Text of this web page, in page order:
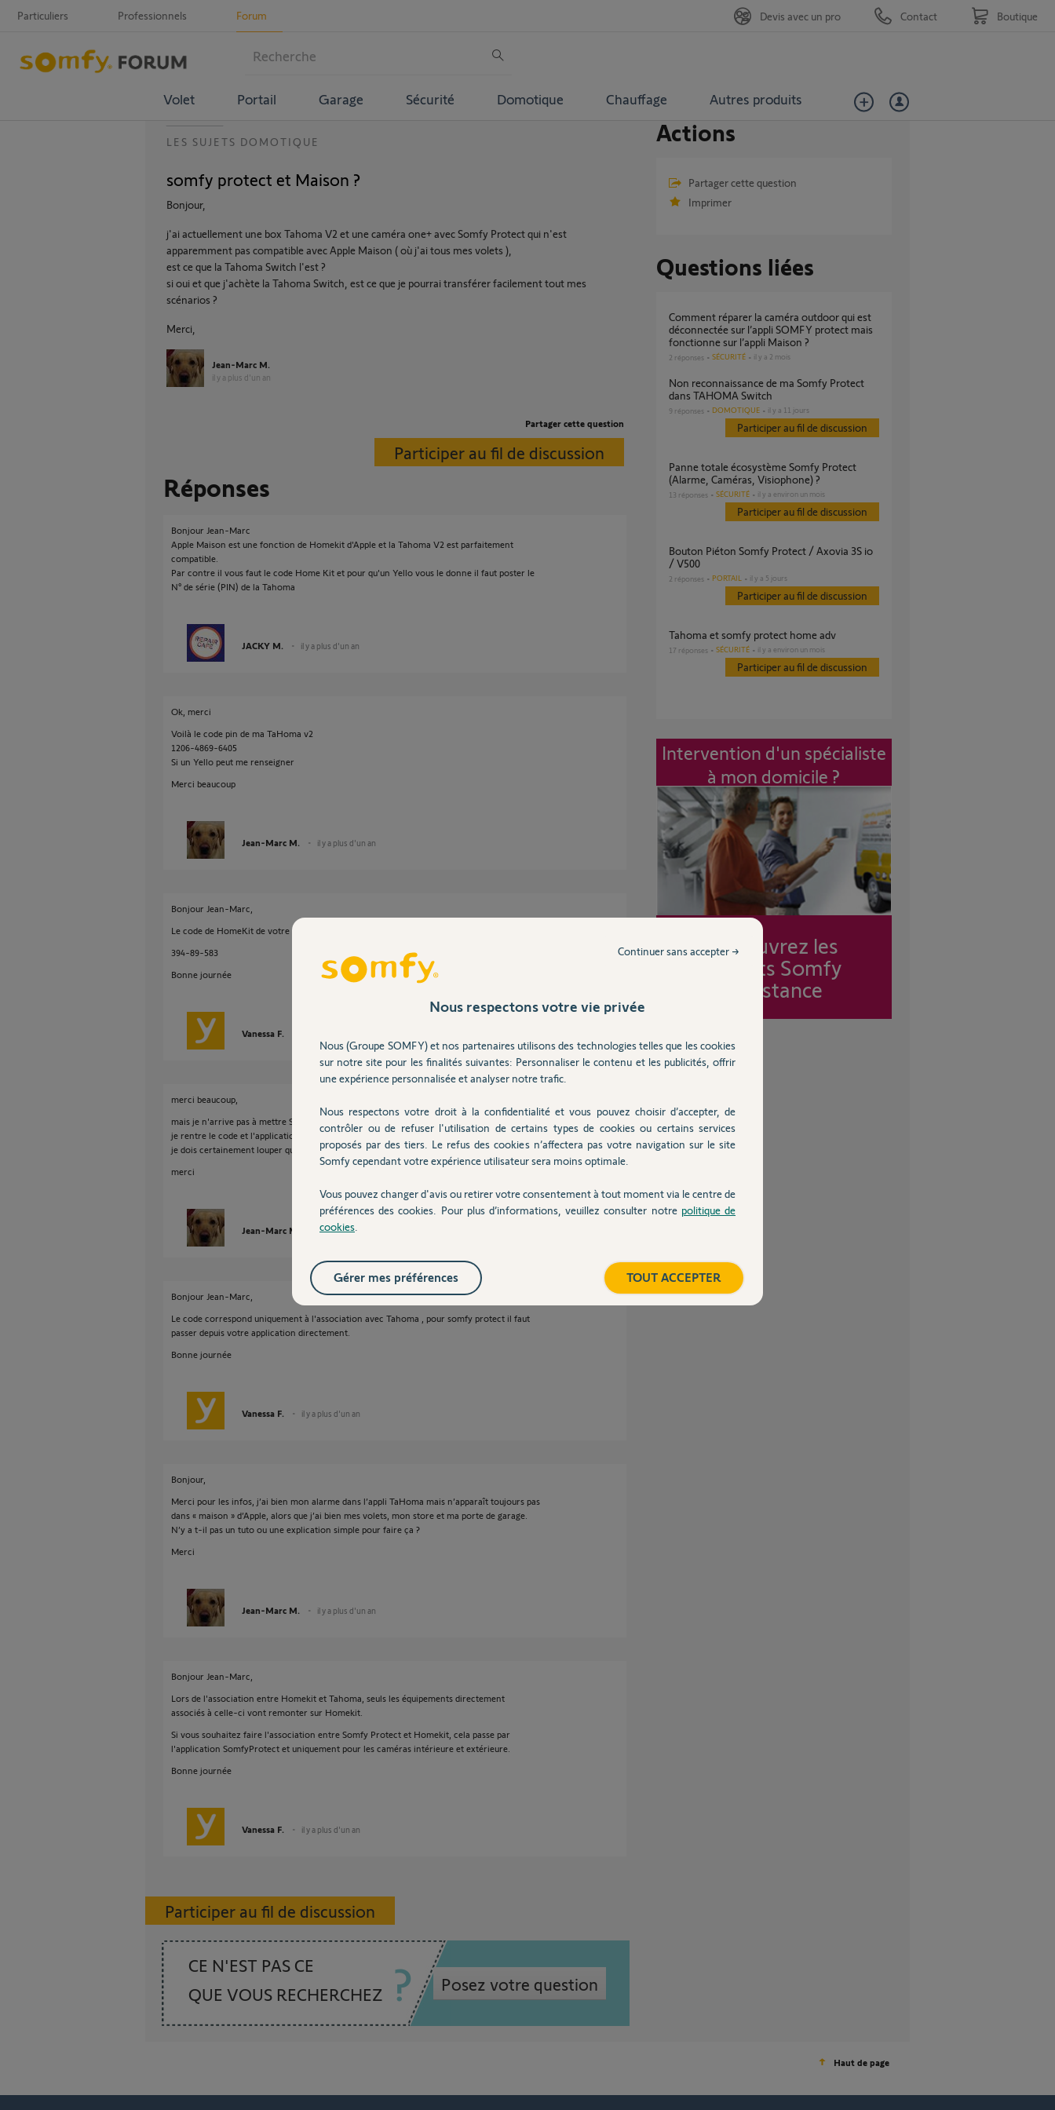
Particuliers Professionnels Forum
Volet Portail Garage Sécurité Domotique Chauffage Autres produits
Devis avec un pro Contact Boutique
LES SUJETS DOMOTIQUE
somfy protect et Maison ?
Bonjour,
j'ai actuellement une box Tahoma V2 et une caméra one+ avec Somfy Protect qui n'est
apparemment pas compatible avec Apple Maison ( où j'ai tous mes volets ),
est ce que la Tahoma Switch l'est ?
si oui et que j'achète la Tahoma Switch, est ce que je pourrai transférer facilement tout mes
scénarios ?
Merci,
Jean-Marc M.
il y a plus d'un an
Partager cette question
Participer au fil de discussion
Réponses
Bonjour Jean-Marc
Apple Maison est une fonction de Homekit d'Apple et la Tahoma V2 est parfaitement
compatible.
Par contre il vous faut le code Home Kit et pour qu'un Yello vous le donne il faut poster le
N° de série (PIN) de la Tahoma
JACKY M. il y a plus d'un an
Ok, merci
Voilà le code pin de ma TaHoma v2
1206-4869-6405
Si un Yello peut me renseigner
Merci beaucoup
Jean-Marc M. il y a plus d'un an
Bonjour Jean-Marc,
Le code de HomeKit de votre box est le suivant :
394-89-583
Bonne journée
Vanessa F.
merci beaucoup,
mais je n'arrive pas à mettre Somfy Protect dans maison d'apple,
je rentre le code et l'application maison ne trouve rien.
je dois certainement louper quelque chose, mais quoi ?
merci
Jean-Marc M. il y a plus d'un an
Bonjour Jean-Marc,
Le code correspond uniquement à l'association avec Tahoma , pour somfy protect il faut
passer depuis votre application directement.
Bonne journée
Vanessa F. il y a plus d'un an
Bonjour,
Merci pour les infos, j’ai bien mon alarme dans l’appli TaHoma mais n’apparaît toujours pas
dans « maison » d’Apple, alors que j’ai bien mes volets, mon store et ma porte de garage.
N’y a t-il pas un tuto ou une explication simple pour faire ça ?
Merci
Jean-Marc M. il y a plus d'un an
Bonjour Jean-Marc,
Lors de l'association entre Homekit et Tahoma, seuls les équipements directement
associés à celle-ci vont remonter sur Homekit.
Si vous souhaitez faire l'association entre Somfy Protect et Homekit, cela passe par
l'application SomfyProtect et uniquement pour les caméras intérieure et extérieure.
Bonne journée
Vanessa F. il y a plus d'un an
Participer au fil de discussion
CE N'EST PAS CE
QUE VOUS RECHERCHEZ
Posez votre question
Actions
Partager cette question
Imprimer
Questions liées
Comment réparer la caméra outdoor qui est
déconnectée sur l’appli SOMFY protect mais
fonctionne sur l’appli Maison ?
2 réponses SÉCURITÉ il y a 2 mois
Non reconnaissance de ma Somfy Protect
dans TAHOMA Switch
9 réponses DOMOTIQUE il y a 11 jours
Participer au fil de discussion
Panne totale écosystème Somfy Protect
(Alarme, Caméras, Visiophone) ?
13 réponses SÉCURITÉ il y a environ un mois
Participer au fil de discussion
Bouton Piéton Somfy Protect / Axovia 3S io
/ V500
2 réponses PORTAIL il y a 5 jours
Participer au fil de discussion
tahoma et somfy protect home adv
17 réponses SÉCURITÉ il y a environ un mois
Participer au fil de discussion
Intervention d'un spécialiste
à mon domicile ?
Découvrez les
forfaits Somfy
Assistance
Haut de page
Nous respectons votre vie privée
Nous (Groupe SOMFY) et nos partenaires utilisons des technologies telles que les cookies
sur notre site pour les finalités suivantes: Personnaliser le contenu et les publicités, offrir
une expérience personnalisée et analyser notre trafic.
Nous respectons votre droit à la confidentialité et vous pouvez choisir d’accepter, de
contrôler ou de refuser l'utilisation de certains types de cookies ou certains services
proposés par des tiers. Le refus des cookies n’affectera pas votre navigation sur le site
Somfy cependant votre expérience utilisateur sera moins optimale.
Vous pouvez changer d'avis ou retirer votre consentement à tout moment via le centre de
préférences des cookies. Pour plus d’informations, veuillez consulter notre politique de
cookies
Continuer sans accepter →
TOUT ACCEPTER
Gérer mes préférences